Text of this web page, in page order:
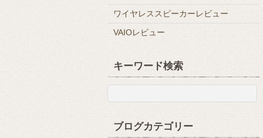
ワイヤレススピーカーレビュー
VAIOレビュー
キーワード検索
ブログカテゴリー